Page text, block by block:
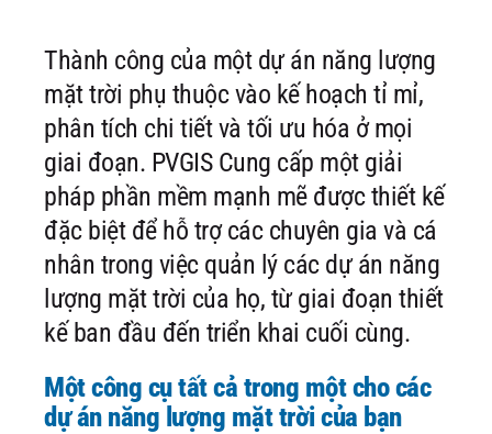
Thành công của một dự án năng lượng
mặt trời phụ thuộc vào kế hoạch tỉ mỉ,
phân tích chi tiết và tối ưu hóa ở mọi
giai đoạn. PVGIS Cung cấp một giải
pháp phần mềm mạnh mẽ được thiết kế
đặc biệt để hỗ trợ các chuyên gia và cá
nhân trong việc quản lý các dự án năng
lượng mặt trời của họ, từ giai đoạn thiết
kế ban đầu đến triển khai cuối cùng.
Một công cụ tất cả trong một cho các
dự án năng lượng mặt trời của bạn